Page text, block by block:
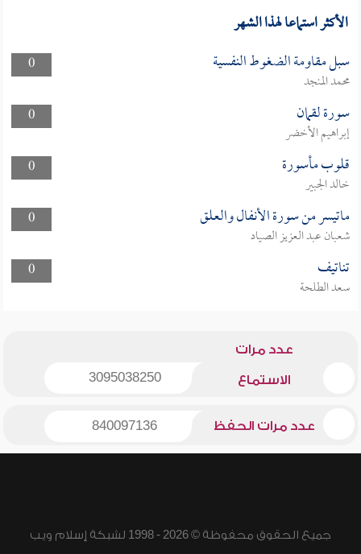
الأكثر استماعا لهذا الشهر
0 سبل مقاومة الضغوط النفسية
محمد المنجد
0
سورة لقمان
إبراهيم الأخضر
0
قلوب مأسورة
خالد الجبير
0
ماتيسر من سورة الأنفال والعلق
شعبان عبد العزيز الصياد
0
تناتيف
سعد الطلحة
عدد مرات
الاستماع 3095038250
عدد مرات الحفظ 840097136
جميع الحقوق محفوظة © 2026 - 1998 لشبكة إسلام ويب